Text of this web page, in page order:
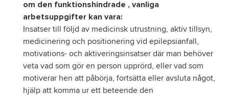
om den funktionshindrade , vanliga
arbetsuppgifter kan vara:
Insatser till följd av medicinsk utrustning, aktiv tillsyn,
medicinering och positionering vid epilepsianfall,
motivations- och aktiveringsinsatser där man behöver
veta vad som gör en person upprörd, eller vad som
motiverar hen att påbörja, fortsätta eller avsluta något,
hjälp att komma ur ett beteende den